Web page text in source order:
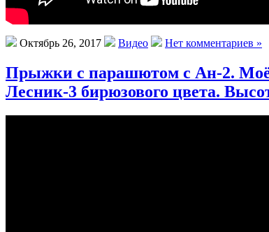
Октябрь 26, 2017 Видео Нет комментариев »
Прыжки с парашютом с Ан-2. Моё
Лесник-3 бирюзового цвета.